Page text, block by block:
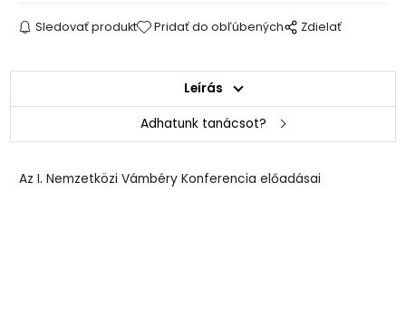
Sledovať produkt Pridať do obľúbených Zdielať
Leírás
Adhatunk tanácsot?
Az I. Nemzetközi Vámbéry Konferencia előadásai